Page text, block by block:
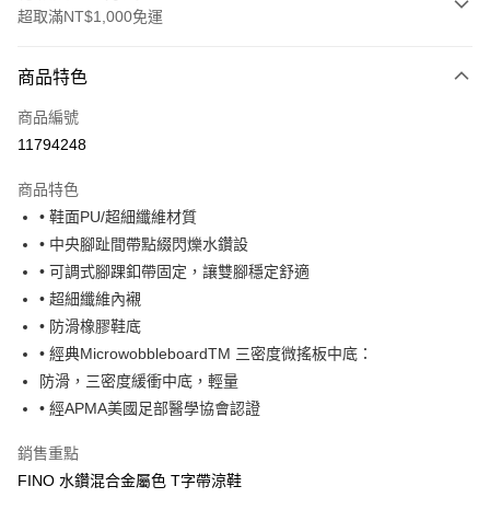
超取滿NT$1,000免運
信用卡一次付款
超商取貨付款
運送方式
全家取貨付款
每筆NT$60，滿NT$1,000(含以上)免運費
7-11取貨付款
每筆NT$60，滿NT$1,000(含以上)免運費
宅配
每筆NT$80，滿NT$1,000(含以上)免運費
商品特色
商品編號
11794248
商品特色
• 鞋面PU/超細纖維材質
• 中央腳趾間帶點綴閃爍水鑽設
• 可調式腳踝釦帶固定，讓雙腳穩定舒適
• 超細纖維內襯
• 防滑橡膠鞋底
• 經典MicrowobbleboardTM 三密度微搖板中底：
防滑，三密度緩衝中底，輕量
• 經APMA美國足部醫學協會認證
銷售重點
FINO 水鑽混合金屬色 T字帶涼鞋